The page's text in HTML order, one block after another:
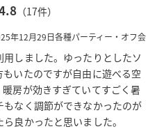
（17件）
年12月29日各種パーティー・オフ会
しました。ゆったりとしたソ
いたのですが自由に遊べる空
房が効きすぎていてすごく暑
なく調節ができなかったのが
良かったと思いました。